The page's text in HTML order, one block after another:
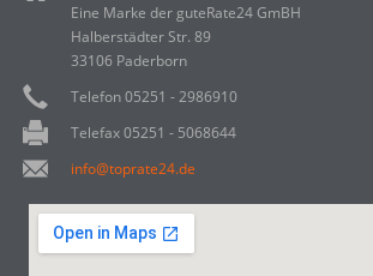
Eine Marke der guteRate24 GmBH
Halberstädter Str. 89
33106 Paderborn
Telefon 05251 - 2986910
Telefax 05251 - 5068644
info@toprate24.de